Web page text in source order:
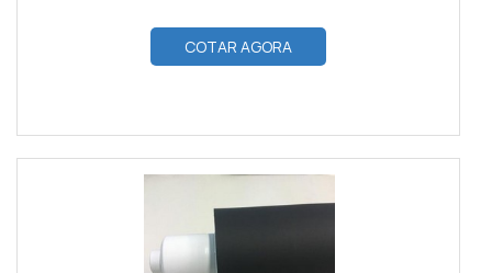
COTAR AGORA